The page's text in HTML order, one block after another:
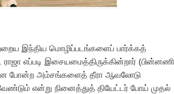
இந்திய மொழிப்படங்களைப் பார்க்கத்
எப்படி இசையமைத்திருக்கின்றார் (பின்னணி
போன்ற அம்சங்களைத் தீரா ஆவலோடு
என்று நினைத்துத் தியேட்டர் போய் முதல்